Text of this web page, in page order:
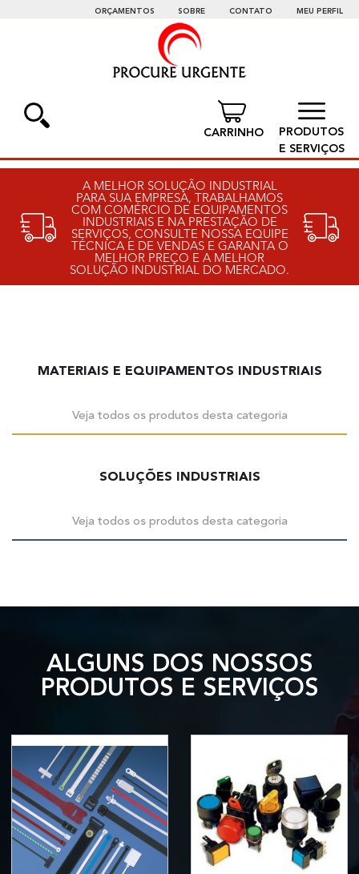
ORÇAMENTOS SOBRE CONTATO MEU PERFIL
PRODUTOS
E SERVIÇOS
A MELHOR SOLUÇÃO INDUSTRIAL
PARA SUA EMPRESA, TRABALHAMOS
COM COMÉRCIO DE EQUIPAMENTOS
INDUSTRIAIS E NA PRESTAÇÃO DE
SERVIÇOS, CONSULTE NOSSA EQUIPE
TÉCNICA E DE VENDAS E GARANTA O
MELHOR PREÇO E A MELHOR
SOLUÇÃO INDUSTRIAL DO MERCADO.
MATERIAIS E EQUIPAMENTOS INDUSTRIAIS
Veja todos os produtos desta categoria
SOLUÇÕES INDUSTRIAIS
Veja todos os produtos desta categoria
ALGUNS DOS NOSSOS
PRODUTOS E SERVIÇOS